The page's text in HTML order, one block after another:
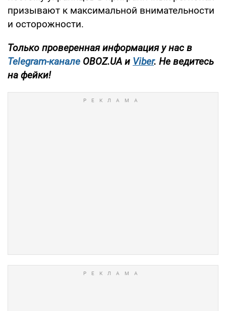
призывают к максимальной внимательности
и осторожности.
Только проверенная информация у нас в
Telegram-канале OBOZ.UA и Viber. Не ведитесь
на фейки!